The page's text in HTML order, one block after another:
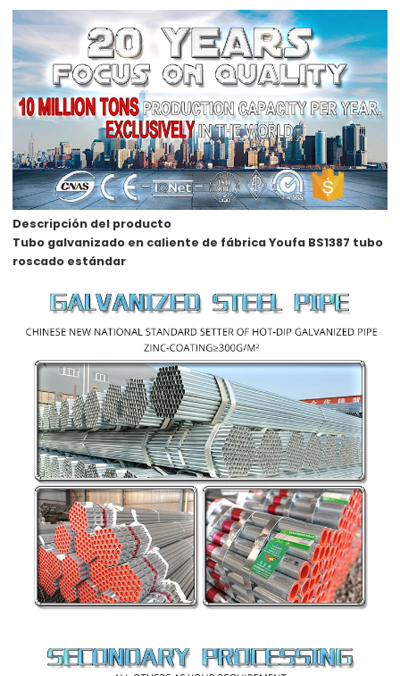
Descripción del producto
Tubo galvanizado en caliente de fábrica Youfa BS1387 tubo
roscado estándar